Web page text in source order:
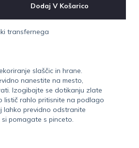
Dodaj V Košarico
transfernega
slaščic in hrane.
nanestite na mesto,
Izogibajte se dotikanju zlate
listič rahlo pritisnite na podlago
lahko previdno odstranite
pomagate s pinceto.